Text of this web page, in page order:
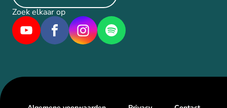
Zoek elkaar op